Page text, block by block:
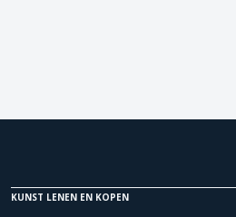
KUNST LENEN EN KOPEN